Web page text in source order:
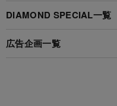
DIAMOND SPECIAL一覧
広告企画一覧